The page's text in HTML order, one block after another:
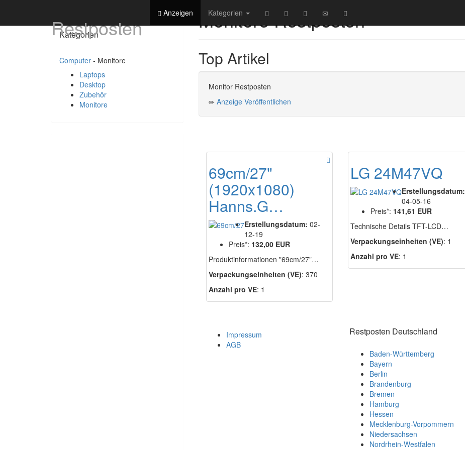
Restposten
Anzeigen Kategorien
Monitore Restposten
Top Artikel
Monitor Restposten
Anzeige Veröffentlichen
69cm/27"
(1920x1080)
Hanns.G…
Erstellungsdatum: 02-
12-19
Preis*: 132,00 EUR
Produktinformationen "69cm/27"…
Verpackungseinheiten (VE): 370
Anzahl pro VE: 1
LG 24M47VQ
Erstellungsdatum:
04-05-16
Preis*: 141,61 EUR
Technische Details TFT-LCD…
Verpackungseinheiten (VE): 1
Anzahl pro VE: 1
Kategorien
Computer - Monitore
Laptops
Desktop
Zubehör
Monitore
Impressum
AGB
Restposten Deutschland
Baden-Württemberg
Bayern
Berlin
Brandenburg
Bremen
Hamburg
Hessen
Mecklenburg-Vorpommern
Niedersachsen
Nordrhein-Westfalen